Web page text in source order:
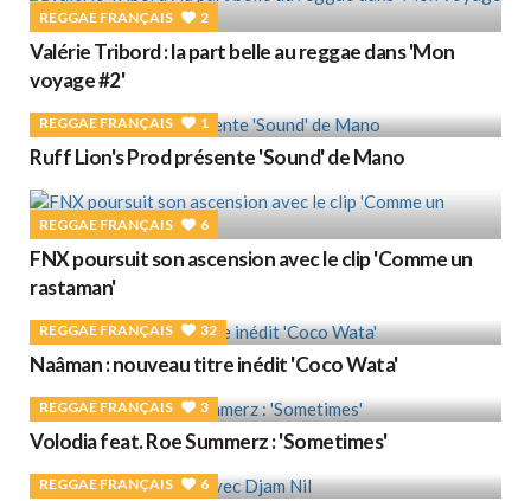
REGGAE FRANÇAIS 2
Valérie Tribord : la part belle au reggae dans 'Mon
voyage #2'
REGGAE FRANÇAIS 1
Ruff Lion's Prod présente 'Sound' de Mano
REGGAE FRANÇAIS 6
FNX poursuit son ascension avec le clip 'Comme un
rastaman'
REGGAE FRANÇAIS 32
Naâman : nouveau titre inédit 'Coco Wata'
REGGAE FRANÇAIS 3
Volodia feat. Roe Summerz : 'Sometimes'
REGGAE FRANÇAIS 6